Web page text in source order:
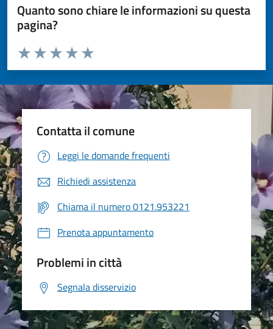
Quanto sono chiare le informazioni su questa
pagina?
Valuta da 1 a 5 stelle la pagina
Valuta 5 stelle su 5
Valuta 4 stelle su 5
Valuta 3 stelle su 5
Valuta 2 stelle su 5
Valuta 1 stelle su 5
Contatta il comune
Leggi le domande frequenti
Richiedi assistenza
Chiama il numero 0121.953221
Prenota appuntamento
Problemi in città
Segnala disservizio